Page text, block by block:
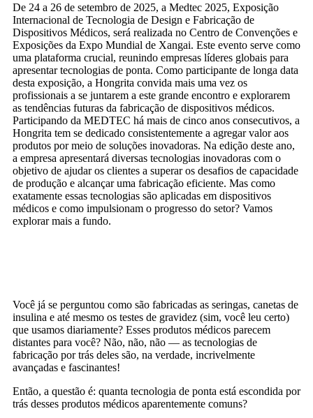
De 24 a 26 de setembro de 2025, a Medtec 2025, Exposição
Internacional de Tecnologia de Design e Fabricação de
Dispositivos Médicos, será realizada no Centro de Convenções e
Exposições da Expo Mundial de Xangai. Este evento serve como
uma plataforma crucial, reunindo empresas líderes globais para
apresentar tecnologias de ponta. Como participante de longa data
desta exposição, a Hongrita convida mais uma vez os
profissionais a se juntarem a este grande encontro e explorarem
as tendências futuras da fabricação de dispositivos médicos.
Participando da MEDTEC há mais de cinco anos consecutivos, a
Hongrita tem se dedicado consistentemente a agregar valor aos
produtos por meio de soluções inovadoras. Na edição deste ano,
a empresa apresentará diversas tecnologias inovadoras com o
objetivo de ajudar os clientes a superar os desafios de capacidade
de produção e alcançar uma fabricação eficiente. Mas como
exatamente essas tecnologias são aplicadas em dispositivos
médicos e como impulsionam o progresso do setor? Vamos
explorar mais a fundo.
Você já se perguntou como são fabricadas as seringas, canetas de
insulina e até mesmo os testes de gravidez (sim, você leu certo)
que usamos diariamente? Esses produtos médicos parecem
distantes para você? Não, não, não — as tecnologias de
fabricação por trás deles são, na verdade, incrivelmente
avançadas e fascinantes!
Então, a questão é: quanta tecnologia de ponta está escondida por
trás desses produtos médicos aparentemente comuns?